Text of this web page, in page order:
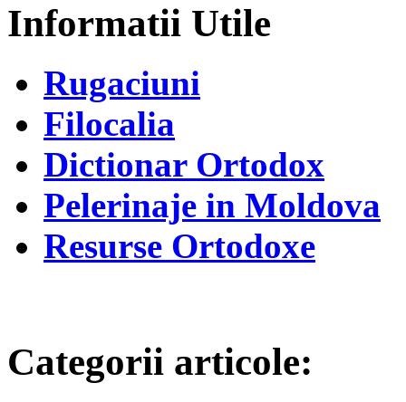
Informatii Utile
Rugaciuni
Filocalia
Dictionar Ortodox
Pelerinaje in Moldova
Resurse Ortodoxe
Categorii articole: